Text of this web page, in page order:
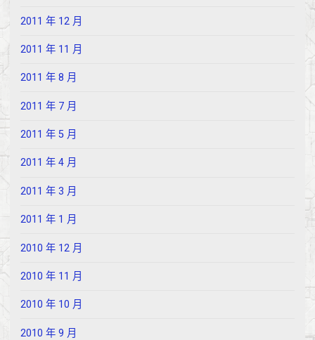
2011 年 12 月
2011 年 11 月
2011 年 8 月
2011 年 7 月
2011 年 5 月
2011 年 4 月
2011 年 3 月
2011 年 1 月
2010 年 12 月
2010 年 11 月
2010 年 10 月
2010 年 9 月